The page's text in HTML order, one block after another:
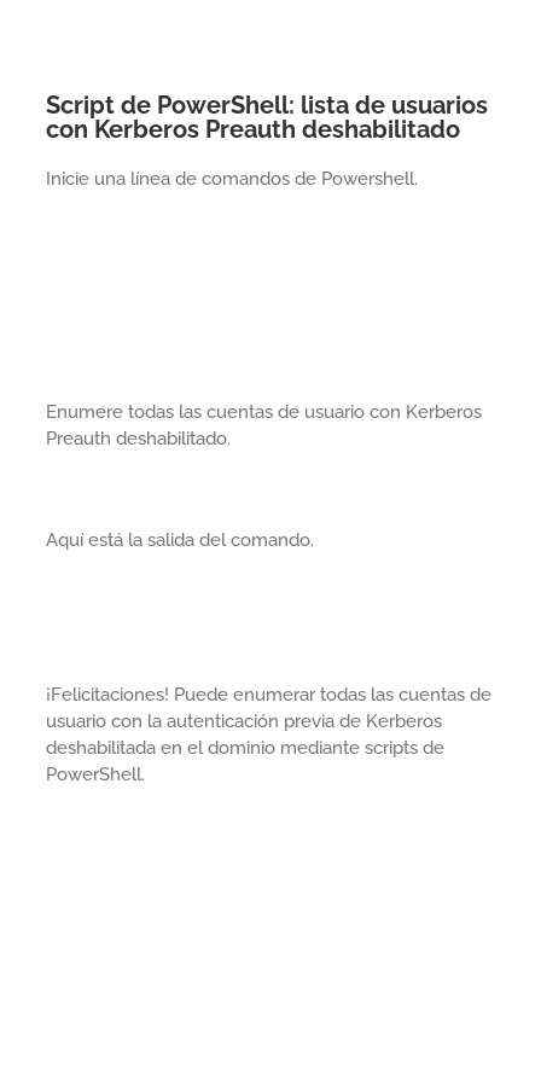
Script de PowerShell: lista de usuarios
con Kerberos Preauth deshabilitado
Inicie una línea de comandos de Powershell.
Enumere todas las cuentas de usuario con Kerberos
Preauth deshabilitado.
Aquí está la salida del comando.
¡Felicitaciones! Puede enumerar todas las cuentas de
usuario con la autenticación previa de Kerberos
deshabilitada en el dominio mediante scripts de
PowerShell.